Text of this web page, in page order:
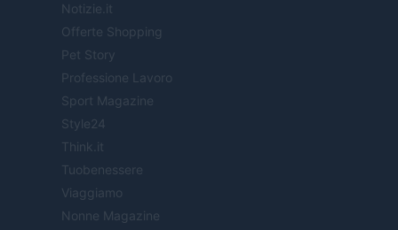
Notizie.it
Offerte Shopping
Pet Story
Professione Lavoro
Sport Magazine
Style24
Think.it
Tuobenessere
Viaggiamo
Nonne Magazine